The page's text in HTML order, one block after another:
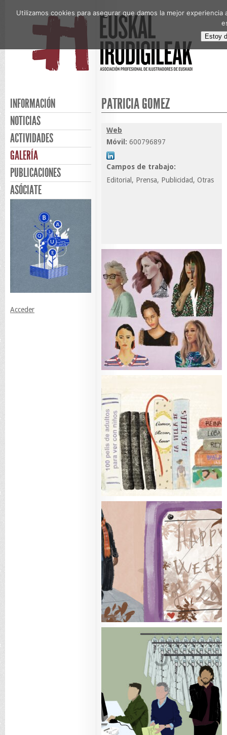
INFORMACIÓN
NOTICIAS
ACTIVIDADES
GALERÍA
PUBLICACIONES
ASÓCIATE
Acceder
PATRICIA GÓMEZ
Web
Móvil: 600796897
Campos de trabajo:
Editorial, Prensa, Publicidad, Otras
Utilizamos cookies para asegurar que damos la mejor
Estoy